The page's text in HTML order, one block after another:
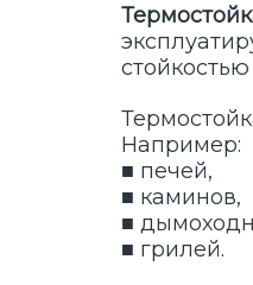
Например:
■ печей,
■ каминов,
■
■ грилей.